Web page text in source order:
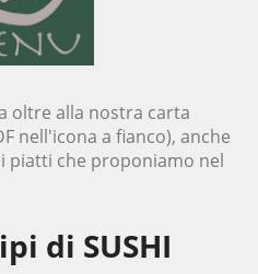
oltre alla nostra carta
nell'icona a fianco), anche
piatti che proponiamo nel
di SUSHI